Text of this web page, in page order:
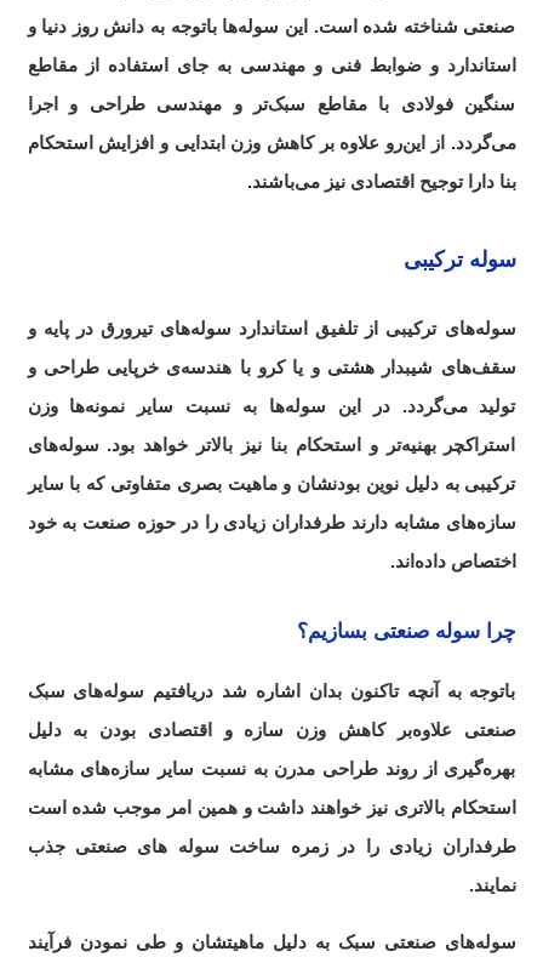
صنعتی شناخته شده است. این سوله‌ها باتوجه به دانش روز دنیا و
استاندارد و ضوابط فنی و مهندسی به جای استفاده از مقاطع
سنگین فولادی با مقاطع سبک‌تر و مهندسی طراحی و اجرا
می‌گردد. از این‌رو علاوه بر کاهش وزن ابتدایی و افزایش استحکام
بنا دارا توجیح اقتصادی نیز می‌باشند.
سوله ترکیبی
سوله‌های ترکیبی از تلفیق استاندارد سوله‌های تیرورق در پایه و
سقف‌های شیبدار هشتی و یا کرو با هندسه‌ی خرپایی طراحی و
تولید می‌گردد. در این سوله‌ها به نسبت سایر نمونه‌ها وزن
استراکچر بهنیه‌تر و استحکام بنا نیز بالاتر خواهد بود. سوله‌های
ترکیبی به دلیل نوین بودنشان و ماهیت بصری متفاوتی که با سایر
سازه‌های مشابه دارند طرفداران زیادی را در حوزه صنعت به خود
اختصاص داده‌اند.
چرا سوله صنعتی بسازیم؟
باتوجه به آنچه تاکنون بدان اشاره شد دریافتیم سوله‌های سبک
صنعتی علاوه‌بر کاهش وزن سازه و اقتصادی بودن به دلیل
بهره‌گیری از روند طراحی مدرن به نسبت سایر سازه‌های مشابه
استحکام بالاتری نیز خواهند داشت و همین امر موجب شده است
طرفداران زیادی را در زمره ساخت سوله های صنعتی جذب
نمایند.
سوله‌های صنعتی سبک به دلیل ماهیتشان و طی نمودن فرآیند